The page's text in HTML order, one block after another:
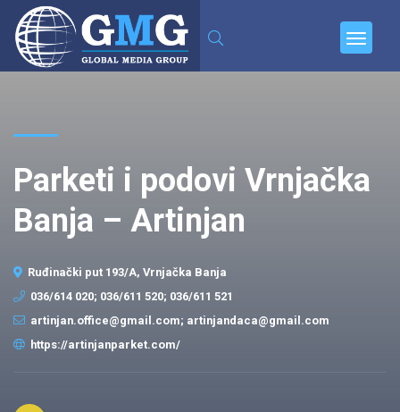
Parketi i podovi Vrnjačka
Banja – Artinjan
Ruđinački put 193/A, Vrnjačka Banja
036/614 020; 036/611 520; 036/611 521
artinjan.office@gmail.com; artinjandaca@gmail.com
https://artinjanparket.com/